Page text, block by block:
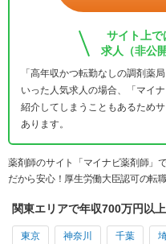
サイト上で
求人（非公
「高年収かつ転勤なしの調剤薬
いった人気求人の場合、「マイ
紹介してしまうこともあるため
あります。
薬剤師のサイト「マイナビ薬剤師」
だから安心！厚生労働大臣認可の転
関東エリアで年収700万円以
東京 神奈川 千葉